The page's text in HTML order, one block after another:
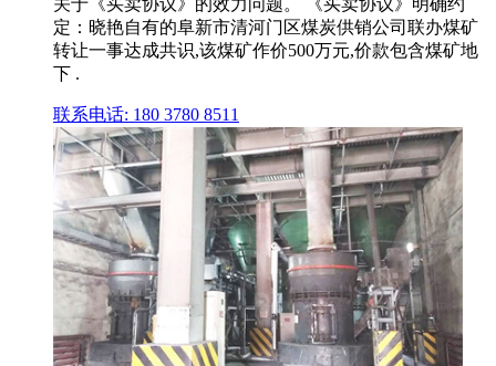
关于《买卖协议》的效力问题。 《买卖协议》明确约
定：晓艳自有的阜新市清河门区煤炭供销公司联办煤矿
转让一事达成共识,该煤矿作价500万元,价款包含煤矿地
下 .
联系电话: 180 3780 8511